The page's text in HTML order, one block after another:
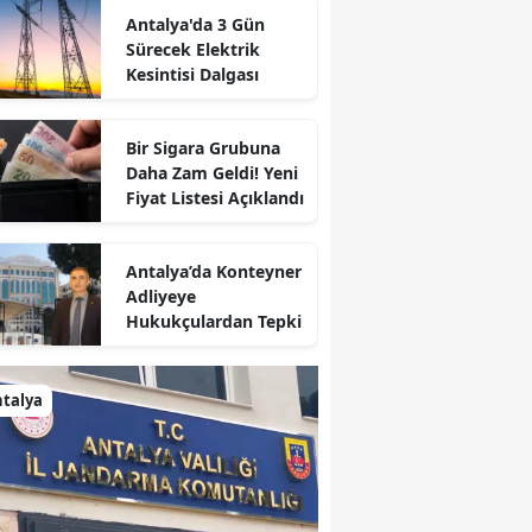
Antalya'da 3 Gün
Sürecek Elektrik
Kesintisi Dalgası
Bir Sigara Grubuna
Daha Zam Geldi! Yeni
Fiyat Listesi Açıklandı
Antalya’da Konteyner
Adliyeye
Hukukçulardan Tepki